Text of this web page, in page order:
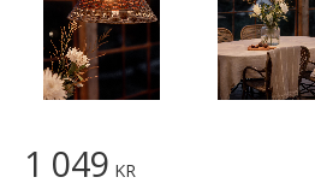
1 049 KR